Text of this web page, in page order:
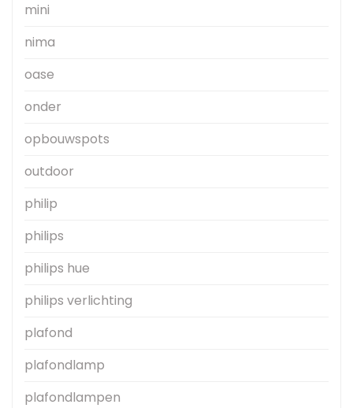
mini
nima
oase
onder
opbouwspots
outdoor
philip
philips
philips hue
philips verlichting
plafond
plafondlamp
plafondlampen